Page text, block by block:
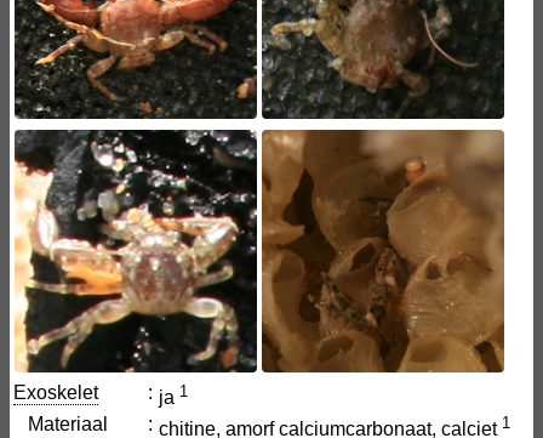
Exoskelet : ja 1
Materiaal : chitine, amorf calciumcarbonaat, calciet 1